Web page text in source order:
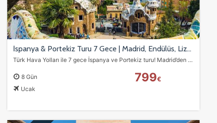
İspanya & Portekiz Turu 7 Gece | Madrid, Endülüs, Lizbon, Porto & Barcelona - Türk Hava Yolları ile
Türk Hava Yolları ile 7 gece İspanya ve Portekiz turu! Madrid’den Barcelona’ya uzanan rota; Toledo, Granada Alhambra Sarayı, Sevilla, Lizbon ve Porto şehirleriyle…
8 Gün
Ucak
799€